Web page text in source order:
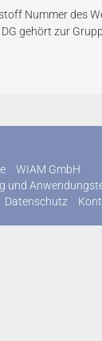
Nummer des
gehört zur
WIAM GmbH
und
Datenschutz